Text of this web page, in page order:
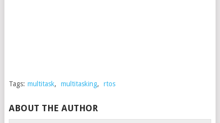
Tags: multitask, multitasking, rtos
ABOUT THE AUTHOR